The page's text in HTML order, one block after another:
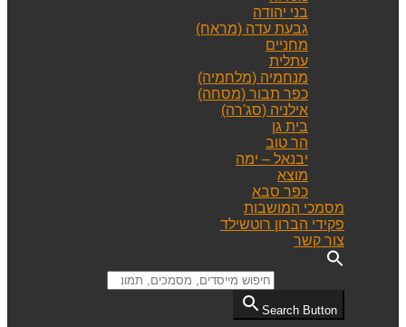
בני יהודה
גבעת עדה (מראח)
מחניים
עתלית
מנחמיה (מלחמיה)
כפר תבור (מסחה)
אילניה (סג'רה)
בית גן
הר טוב
יבנאל – ימה
מוצא
כפר סבא
מסמכי המושבות
פקידי הברון רוטשילד
צור קשר
Search Button